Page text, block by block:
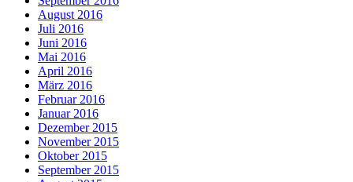
August 2016
Juli 2016
Juni 2016
Mai 2016
April 2016
März 2016
Februar 2016
Januar 2016
Dezember 2015
November 2015
Oktober 2015
September 2015